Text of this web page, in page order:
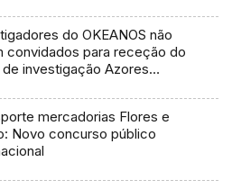
do OKEANOS não
convidados para receção do
de investigação Azores
mercadorias Flores e
Novo concurso público